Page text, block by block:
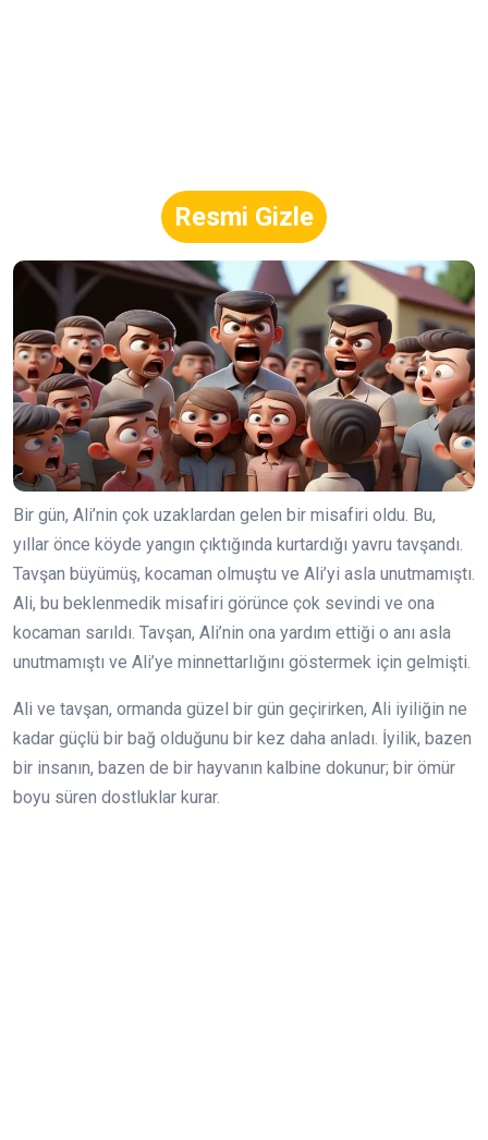
Resmi Gizle
Bir gün, Ali’nin çok uzaklardan gelen bir misafiri oldu. Bu,
yıllar önce köyde yangın çıktığında kurtardığı yavru tavşandı.
Tavşan büyümüş, kocaman olmuştu ve Ali’yi asla unutmamıştı.
Ali, bu beklenmedik misafiri görünce çok sevindi ve ona
kocaman sarıldı. Tavşan, Ali’nin ona yardım ettiği o anı asla
unutmamıştı ve Ali’ye minnettarlığını göstermek için gelmişti.
Ali ve tavşan, ormanda güzel bir gün geçirirken, Ali iyiliğin ne
kadar güçlü bir bağ olduğunu bir kez daha anladı. İyilik, bazen
bir insanın, bazen de bir hayvanın kalbine dokunur; bir ömür
boyu süren dostluklar kurar.